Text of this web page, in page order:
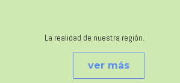
La realidad de nuestra región.
ver más